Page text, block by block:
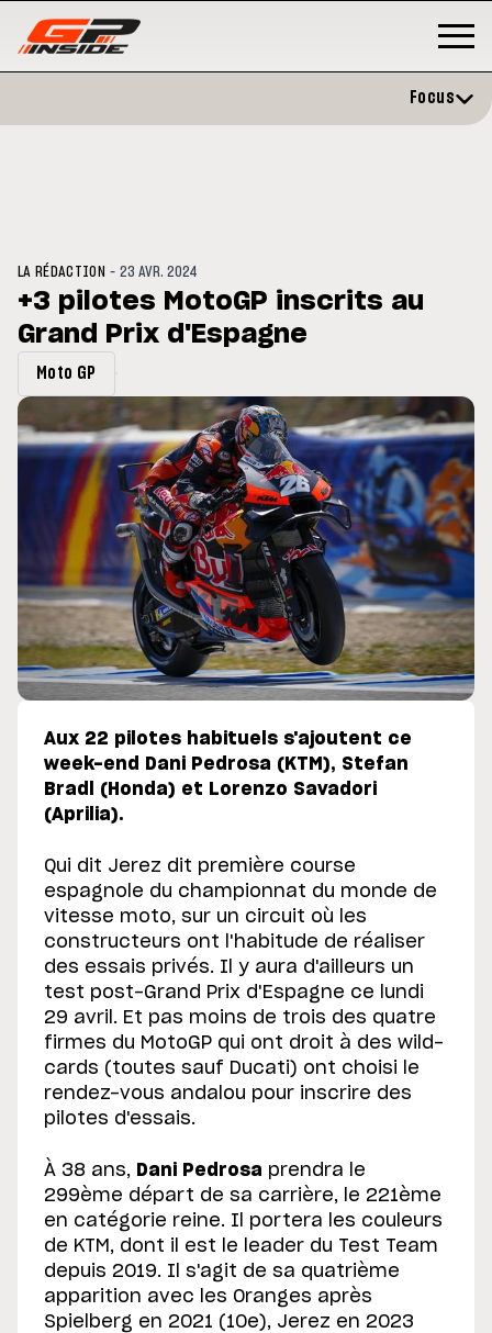
Grande-
MOTO GP
Focus
LA RÉDACTION -23 AVR. 2024
+3 pilotes MotoGP inscrits au
Grand Prix d'Espagne
Moto GP
Aux 22 pilotes habituels s'ajoutent ce
week-end Dani Pedrosa (KTM), Stefan
Bradl (Honda) et Lorenzo Savadori
(Aprilia).
Qui dit Jerez dit première course
espagnole du championnat du monde de
vitesse moto, sur un circuit où les
constructeurs ont l'habitude de réaliser
des essais privés. Il y aura d'ailleurs un
test post-Grand Prix d'Espagne ce lundi
29 avril. Et pas moins de trois des quatre
firmes du MotoGP qui ont droit à des wild-
cards (toutes sauf Ducati) ont choisi le
rendez-vous andalou pour inscrire des
pilotes d'essais.
À 38 ans, Dani Pedrosa prendra le
299ème départ de sa carrière, le 221ème
en catégorie reine. Il portera les couleurs
de KTM, dont il est le leader du Test Team
depuis 2019. Il s'agit de sa quatrième
apparition avec les Oranges après
Spielberg en 2021 (10e), Jerez en 2023